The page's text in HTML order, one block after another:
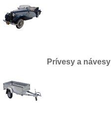
Prívesy a návesy